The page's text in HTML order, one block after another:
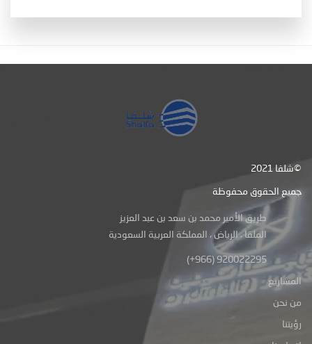
شلفا 2021©
جميع الحقوق محفوظة
طريق الأمير محمد بن سعد بن عبد العزيز
الملقا ، الرياض ، المملكة العربية السعودية
(+966) 920022295
المشاريع
من نحن
رؤيتنا